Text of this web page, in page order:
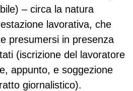
– circa la natura
lavorativa, che
presumersi in presenza
(iscrizione del lavoratore
appunto, e soggezione
giornalistico).